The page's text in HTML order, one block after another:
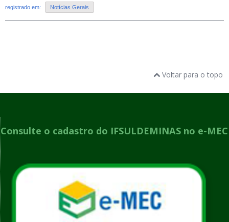
registrado em: Notícias Gerais
Voltar para o topo
Consulte o cadastro do IFSULDEMINAS no e-MEC